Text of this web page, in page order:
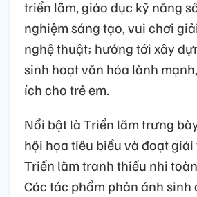
triển lãm, giáo dục kỹ năng
nghiệm sáng tạo, vui chơi
nghệ thuật; hướng tới xây
sinh hoạt văn hóa lành
ích cho trẻ em.
Nổi bật là Triển lãm trưng
hội họa tiêu biểu và đoạt giải
Triển lãm tranh thiếu nhi
Các tác phẩm phản ánh sinh